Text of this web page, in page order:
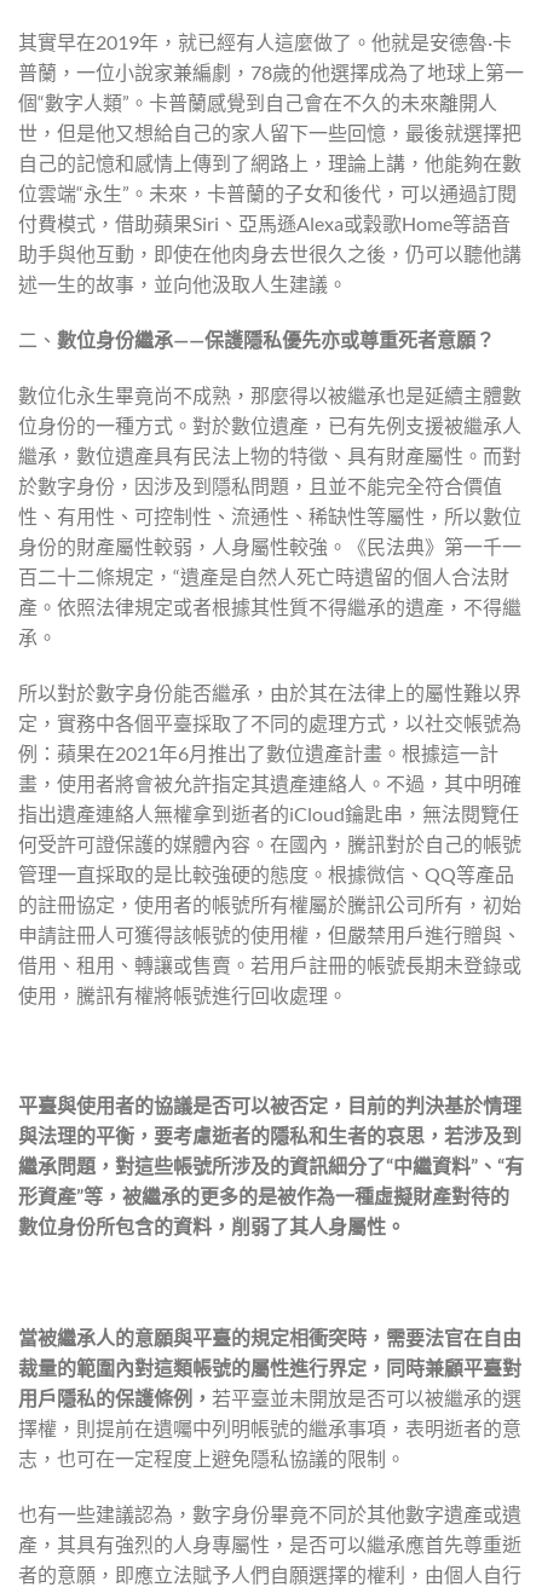
其實早在2019年，就已經有人這麼做了。他就是安德魯·卡
普蘭，一位小說家兼編劇，78歲的他選擇成為了地球上第一
個“數字人類”。卡普蘭感覺到自己會在不久的未來離開人
世，但是他又想給自己的家人留下一些回憶，最後就選擇把
自己的記憶和感情上傳到了網路上，理論上講，他能夠在數
位雲端“永生”。未來，卡普蘭的子女和後代，可以通過訂閱
付費模式，借助蘋果Siri、亞馬遜Alexa或穀歌Home等語音
助手與他互動，即使在他肉身去世很久之後，仍可以聽他講
述一生的故事，並向他汲取人生建議。
二、 數位身份繼承——保護隱私優先亦或尊重死者意願？
數位化永生畢竟尚不成熟，那麼得以被繼承也是延續主體數
位身份的一種方式。對於數位遺產，已有先例支援被繼承人
繼承，數位遺產具有民法上物的特徵、具有財產屬性。而對
於數字身份，因涉及到隱私問題，且並不能完全符合價值
性、有用性、可控制性、流通性、稀缺性等屬性，所以數位
身份的財產屬性較弱，人身屬性較強。《民法典》第一千一
百二十二條規定，“遺產是自然人死亡時遺留的個人合法財
產。依照法律規定或者根據其性質不得繼承的遺產，不得繼
承。
所以對於數字身份能否繼承，由於其在法律上的屬性難以界
定，實務中各個平臺採取了不同的處理方式，以社交帳號為
例：蘋果在2021年6月推出了數位遺產計畫。根據這一計
畫，使用者將會被允許指定其遺產連絡人。不過，其中明確
指出遺產連絡人無權拿到逝者的iCloud鑰匙串，無法閱覽任
何受許可證保護的媒體內容。在國內，騰訊對於自己的帳號
管理一直採取的是比較強硬的態度。根據微信、QQ等產品
的註冊協定，使用者的帳號所有權屬於騰訊公司所有，初始
申請註冊人可獲得該帳號的使用權，但嚴禁用戶進行贈與、
借用、租用、轉讓或售賣。若用戶註冊的帳號長期未登錄或
使用，騰訊有權將帳號進行回收處理。
平臺與使用者的協議是否可以被否定，目前的判決基於情理
與法理的平衡，要考慮逝者的隱私和生者的哀思，若涉及到
繼承問題，對這些帳號所涉及的資訊細分了“中繼資料”、“有
形資產”等，被繼承的更多的是被作為一種虛擬財產對待的
數位身份所包含的資料，削弱了其人身屬性。
當被繼承人的意願與平臺的規定相衝突時，需要法官在自由
裁量的範圍內對這類帳號的屬性進行界定，同時兼顧平臺對
用戶隱私的保護條例， 若平臺並未開放是否可以被繼承的選
擇權，則提前在遺囑中列明帳號的繼承事項，表明逝者的意
志，也可在一定程度上避免隱私協議的限制。
也有一些建議認為，數字身份畢竟不同於其他數字遺產或遺
產，其具有強烈的人身專屬性，是否可以繼承應首先尊重逝
者的意願，即應立法賦予人們自願選擇的權利，由個人自行